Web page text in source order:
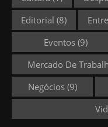
Editorial (8)
Eventos(9)
Mercado De
Negócios(9)